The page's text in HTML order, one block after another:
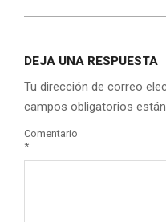
DEJA UNA RESPUESTA
Tu dirección de correo
campos obligatorios
Comentario
*